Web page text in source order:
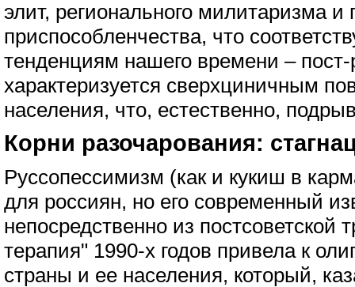
элит, регионального милитаризма и
приспособленчества, что
тенденциям нашего времени – пост-
характеризуется сверхциничным
населения, что, естественно,
Корни разочарования:
Руссопессимизм (как и кукиш в
для россиян, но его современный
непосредственно из
терапия" 1990-х годов привела к
страны и ее населения, который,